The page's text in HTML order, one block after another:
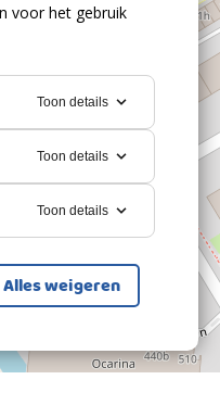
voor het gebruik
Toon details
Toon details
Toon details
Alles weigeren